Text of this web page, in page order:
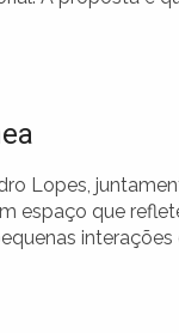
Lopes,
espaço que